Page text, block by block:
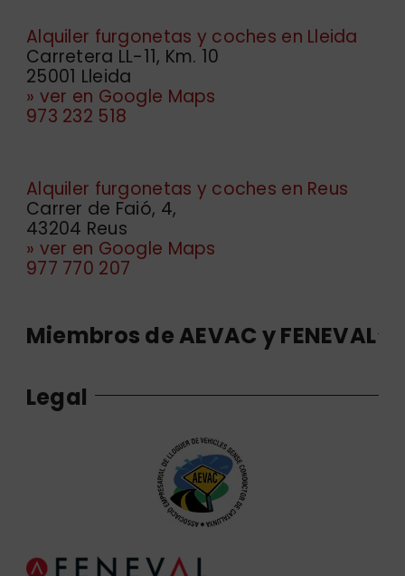
Alquiler furgonetas y coches en Lleida
Carretera LL-11, Km. 10
25001 Lleida
» ver en Google Maps
973 232 518
Alquiler furgonetas y coches en Reus
Carrer de Faió, 4,
43204 Reus
» ver en Google Maps
977 770 207
Miembros de AEVAC y FENEVAL
Legal